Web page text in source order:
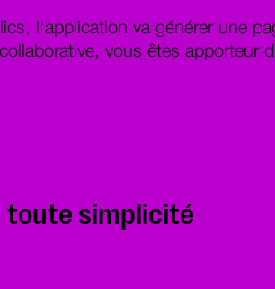
l'application va générer une
vous êtes apporteur
toute simplicité